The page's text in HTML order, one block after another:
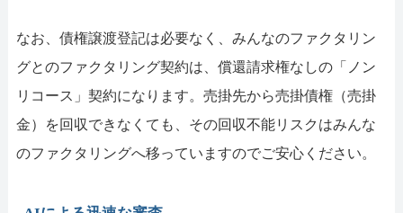
なお、債権譲渡登記は必要なく、みんなのファクタリン
グとのファクタリング契約は、償還請求権なしの「ノン
リコース」契約になります。売掛先から売掛債権（売掛
金）を回収できなくても、その回収不能リスクはみんな
のファクタリングへ移っていますのでご安心ください。